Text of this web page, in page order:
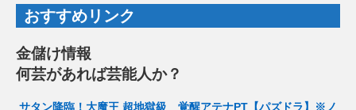
おすすめリンク
金儲け情報
何芸があれば芸能人か？
サタン降臨！大魔王 超地獄級 覚醒アテナPT【パズドラ】※ノ